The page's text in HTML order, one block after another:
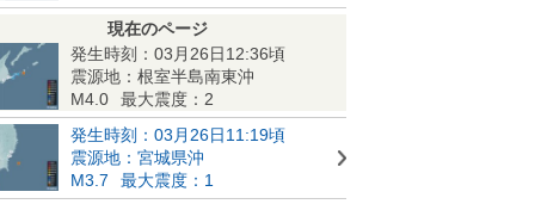
現在のページ
発生時刻：03月26日12:36頃
震源地：根室半島南東沖
M4.0
最大震度：2
発生時刻：03月26日11:19頃
震源地：宮城県沖
M3.7
最大震度：1